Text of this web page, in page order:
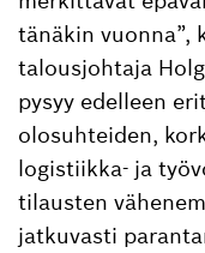
tänäkin vuonna”,
talousjohtaja
pysyy edelleen
olosuhteiden,
logistiikka- ja
tilausten
jatkuvasti